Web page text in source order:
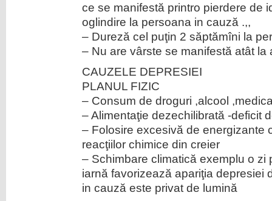
ce se manifestă printro pierdere de
oglindire la persoana in cauză .,,
– Dureză cel puţin 2 săptămîni la
– Nu are vârste se manifestă atât la
CAUZELE DEPRESIEI
PLANUL FIZIC
– Consum de droguri ,alcool
– Alimentaţie dezechilibrată -deficit
– Folosire excesivă de energizante
reacţiilor chimice din creier
– Schimbare climatică exemplu o zi
iarnă favorizează apariţia depresiei
in cauză este privat de lumină